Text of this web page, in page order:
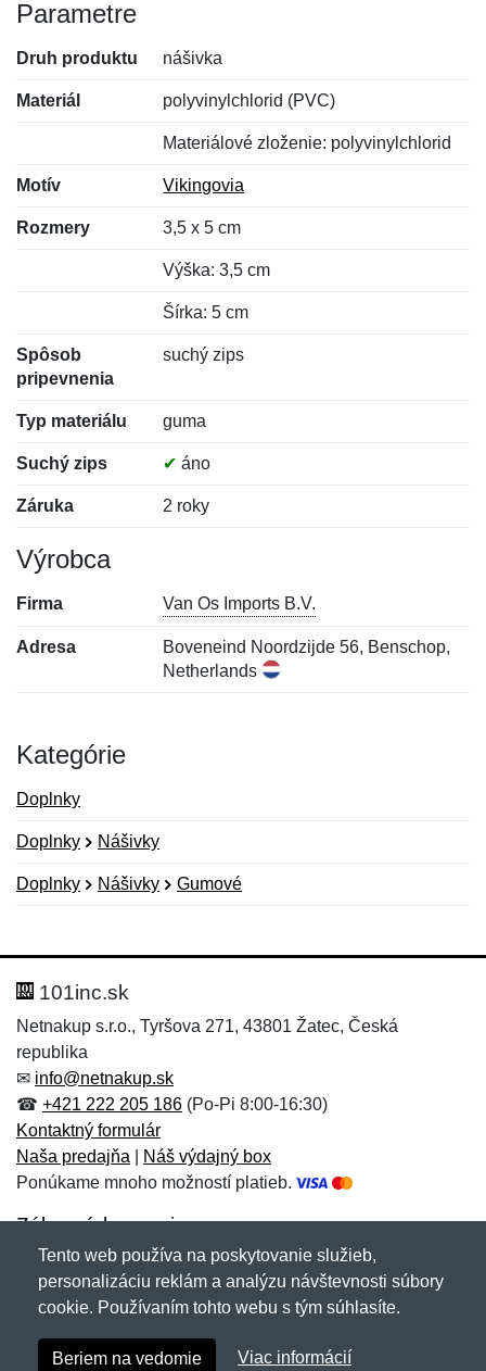
Parametre
Druh produktu nášivka
Materiál polyvinylchlorid (PVC)
Materiálové zloženie: polyvinylchlorid
Motív Vikingovia
Rozmery 3,5 x 5 cm
Výška: 3,5 cm
Šírka: 5 cm
Spôsob
pripevnenia
suchý zips
Typ materiálu guma
Suchý zips ✔ áno
Záruka 2 roky
Výrobca
Firma Van Os Imports B.V.
Adresa
Boveneind Noordzijde 56, Benschop,
Netherlands
Kategórie
Doplnky
Doplnky Nášivky
Doplnky Nášivky Gumové
Hodnotenie:
Meno:*
E-mail:
Správa*
Meno:
E-mail:*
Správa*
101inc.sk
Netnakup s.r.o., Tyršova 271, 43801 Žatec, Česká
republika
✉ info@netnakup.sk
☎ +421 222 205 186 (Po-Pi 8:00-16:30)
Kontaktný formulár
Naša predajňa
Náš výdajný box
Ponúkame mnoho možností platieb.
Zákaznícky servis
Novinky emailom
Copyright © 2007-2026 (19 rokov s vami)Netnakup.sk
Tento web používa na poskytovanie služieb,
personalizáciu reklám a analýzu návštevnosti súbory
cookie. Používaním tohto webu s tým súhlasíte.
Beriem na vedomie Viac informácií